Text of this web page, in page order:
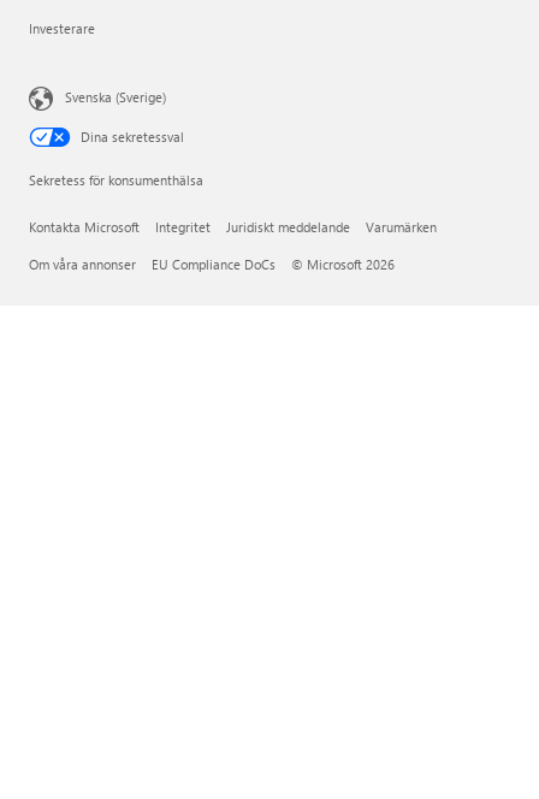
Investerare
Svenska (Sverige)
Dina sekretessval
Sekretess för konsumenthälsa
Kontakta Microsoft Integritet Juridiskt meddelande Varumärken
Om våra annonser EU Compliance DoCs © Microsoft 2026